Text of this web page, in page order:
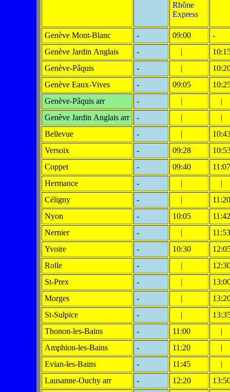
Rhône
Express
Genève Mont-Blanc - 09:00
-
Genève Jardin Anglais
- |
Genève-Pâquis
- |
Genève Eaux-Vives
- 09:05
Genève-Pâquis arr
- |
|
Genève Jardin Anglais arr
- |
|
Bellevue
- |
Versoix
- 09:28
Coppet
- 09:40
11:07
Hermance
- |
|
Céligny
- |
11:20
Nyon
- 10:05
11:42
Nernier
- |
11:53
Yvoire
- 10:30
Rolle
- |
St-Prex
- |
Morges
- |
St-Sulpice
- |
Thonon-les-Bains
- 11:00
|
Amphion-les-Bains
- 11:20
|
Evian-les-Bains
- 11:45
|
Lausanne-Ouchy arr
- 12:20